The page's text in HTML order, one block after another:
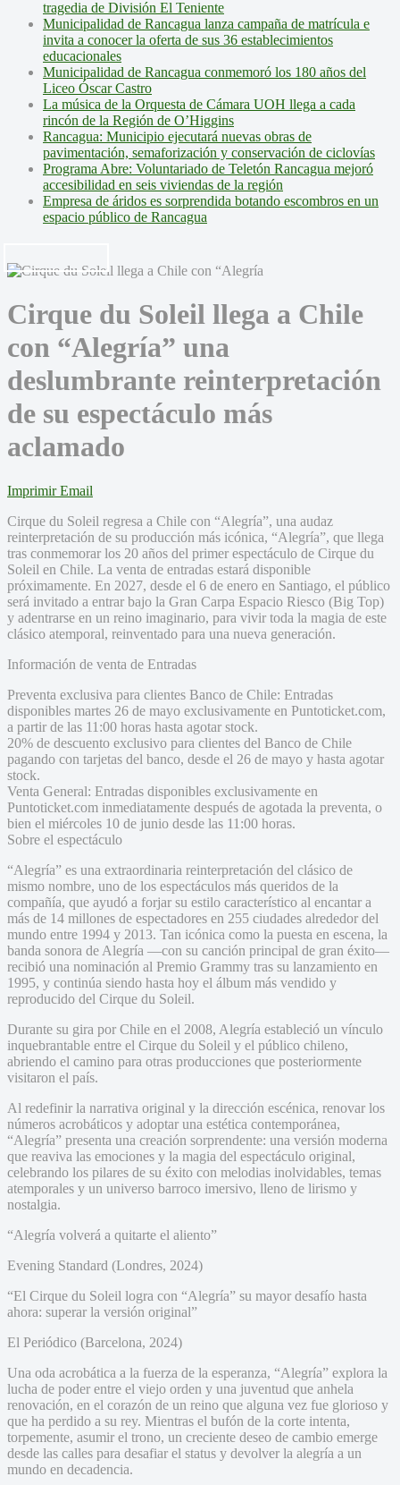
tragedia de División El Teniente
Municipalidad de Rancagua lanza campaña de matrícula e
invita a conocer la oferta de sus 36 establecimientos
educacionales
Municipalidad de Rancagua conmemoró los 180 años del
Liceo Óscar Castro
La música de la Orquesta de Cámara UOH llega a cada
rincón de la Región de O’Higgins
Rancagua: Municipio ejecutará nuevas obras de
pavimentación, semaforización y conservación de ciclovías
Programa Abre: Voluntariado de Teletón Rancagua mejoró
accesibilidad en seis viviendas de la región
Empresa de áridos es sorprendida botando escombros en un
espacio público de Rancagua
Cirque du Soleil llega a Chile
con “Alegría” una
deslumbrante reinterpretación
de su espectáculo más
aclamado
Imprimir Email
Cirque du Soleil regresa a Chile con “Alegría”, una audaz
reinterpretación de su producción más icónica, “Alegría”, que llega
tras conmemorar los 20 años del primer espectáculo de Cirque du
Soleil en Chile. La venta de entradas estará disponible
próximamente. En 2027, desde el 6 de enero en Santiago, el público
será invitado a entrar bajo la Gran Carpa Espacio Riesco (Big Top)
y adentrarse en un reino imaginario, para vivir toda la magia de este
clásico atemporal, reinventado para una nueva generación.
Información de venta de Entradas
Preventa exclusiva para clientes Banco de Chile: Entradas
disponibles martes 26 de mayo exclusivamente en Puntoticket.com,
a partir de las 11:00 horas hasta agotar stock.
20% de descuento exclusivo para clientes del Banco de Chile
pagando con tarjetas del banco, desde el 26 de mayo y hasta agotar
stock.
Venta General: Entradas disponibles exclusivamente en
Puntoticket.com inmediatamente después de agotada la preventa, o
bien el miércoles 10 de junio desde las 11:00 horas.
Sobre el espectáculo
“Alegría” es una extraordinaria reinterpretación del clásico de
mismo nombre, uno de los espectáculos más queridos de la
compañía, que ayudó a forjar su estilo característico al encantar a
más de 14 millones de espectadores en 255 ciudades alrededor del
mundo entre 1994 y 2013. Tan icónica como la puesta en escena, la
banda sonora de Alegría —con su canción principal de gran éxito—
recibió una nominación al Premio Grammy tras su lanzamiento en
1995, y continúa siendo hasta hoy el álbum más vendido y
reproducido del Cirque du Soleil.
Durante su gira por Chile en el 2008, Alegría estableció un vínculo
inquebrantable entre el Cirque du Soleil y el público chileno,
abriendo el camino para otras producciones que posteriormente
visitaron el país.
Al redefinir la narrativa original y la dirección escénica, renovar los
números acrobáticos y adoptar una estética contemporánea,
“Alegría” presenta una creación sorprendente: una versión moderna
que reaviva las emociones y la magia del espectáculo original,
celebrando los pilares de su éxito con melodias inolvidables, temas
atemporales y un universo barroco imersivo, lleno de lirismo y
nostalgia.
“Alegría volverá a quitarte el aliento”
Evening Standard (Londres, 2024)
“El Cirque du Soleil logra con “Alegría” su mayor desafío hasta
ahora: superar la versión original”
El Periódico (Barcelona, 2024)
Una oda acrobática a la fuerza de la esperanza, “Alegría” explora la
lucha de poder entre el viejo orden y una juventud que anhela
renovación, en el corazón de un reino que alguna vez fue glorioso y
que ha perdido a su rey. Mientras el bufón de la corte intenta,
torpemente, asumir el trono, un creciente deseo de cambio emerge
desde las calles para desafiar el status y devolver la alegría a un
mundo en decadencia.